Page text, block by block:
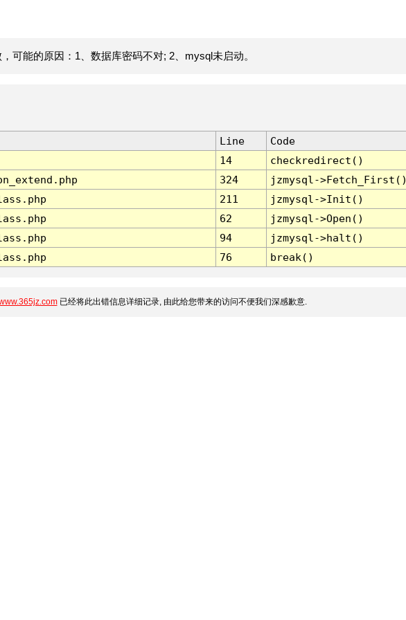
可能的原因：1、数据库密码不对; 2、mysql未启动。
Line
Code
14
checkredirect()
324
jzmysql-
211
jzmysql->Init()
62
jzmysql->Open()
94
jzmysql->halt()
76 break()
已经将此出错信息详细记录, 由此给您带来的访问不便我们深感歉意.